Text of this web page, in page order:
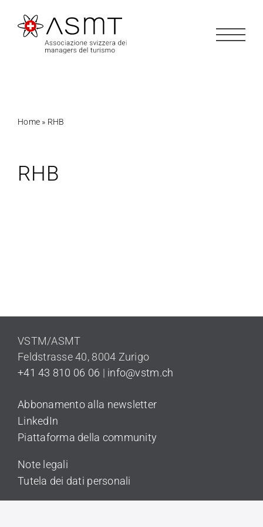
contenuto
Home » RHB
RHB
VSTM/ASMT
Feldstrasse 40, 8004 Zurigo
+41 43 810 06 06 | info@vstm.ch
Abbonamento alla newsletter
LinkedIn
Piattaforma della community
Note legali
Tutela dei dati personali